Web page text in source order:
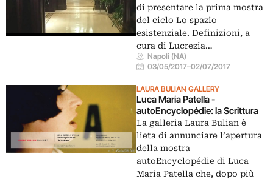
di presentare la prima mostra
del ciclo Lo spazio
esistenziale. Definizioni, a
cura di Lucrezia…
Napoli (NA)
03/05/2017–02/07/2017
LAURA BULIAN GALLERY
Luca Maria Patella -
autoEncyclopédie: la Scrittura
La galleria Laura Bulian è
lieta di annunciare l’apertura
della mostra
autoEncyclopédie di Luca
Maria Patella che, dopo più